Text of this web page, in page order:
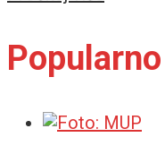
Popularno